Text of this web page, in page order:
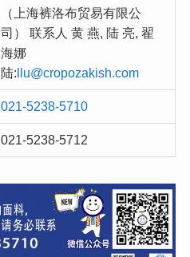
（上海裤洛布贸易有限公
司） 联系人 黄 燕, 陆 亮, 翟
海娜
陆: llu@cropozakish.com
021-5238-5710
021-5238-5712